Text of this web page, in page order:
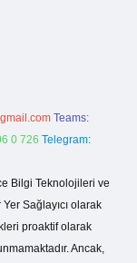
Teams:
0 726 Telegram:
Bilgi Teknolojileri ve
Sağlayıcı olarak
proaktif olarak
Ancak,